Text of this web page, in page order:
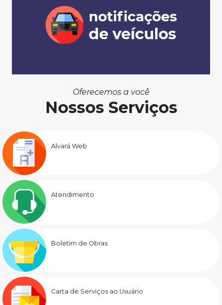
Oferecemos a você
Nossos Serviços
Alvará Web
Atendimento
Boletim de Obras
Carta de Serviços ao Usuário